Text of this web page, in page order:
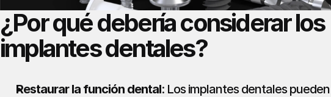
¿Por qué debería considerar los
implantes dentales?
Restaurar la función dental: Los implantes dentales pueden